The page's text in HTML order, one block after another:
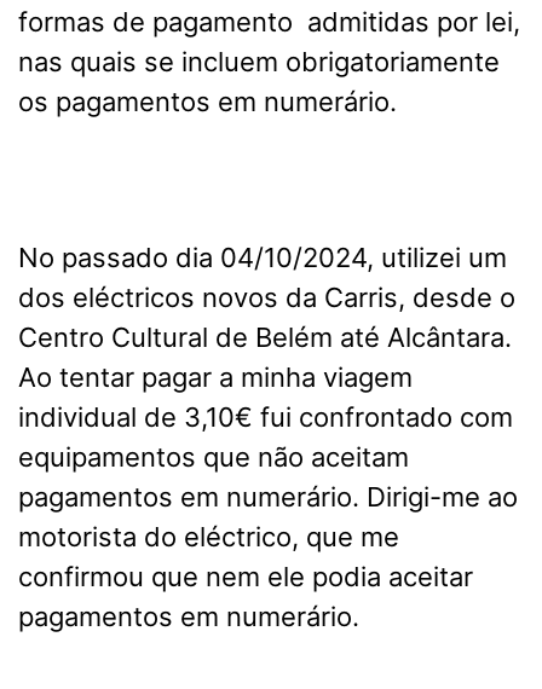
formas de pagamento admitidas por lei,
nas quais se incluem obrigatoriamente
os pagamentos em numerário.
No passado dia 04/10/2024, utilizei um
dos eléctricos novos da Carris, desde o
Centro Cultural de Belém até Alcântara.
Ao tentar pagar a minha viagem
individual de 3,10€ fui confrontado com
equipamentos que não aceitam
pagamentos em numerário. Dirigi-me ao
motorista do eléctrico, que me
confirmou que nem ele podia aceitar
pagamentos em numerário.